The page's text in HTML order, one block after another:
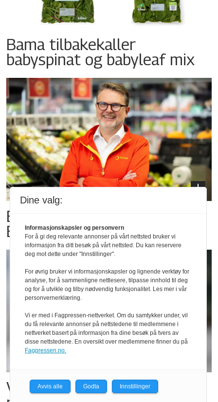
Bama tilbakekaller
babyspinat og babyleaf mix
Billigbonanza da Norge slo
Elfenbenkysten
Vil vokse i brusmarkedet
Dine valg:
Informasjonskapsler og personvern
For å gi deg relevante annonser på vårt nettsted bruker vi
informasjon fra ditt besøk på vårt nettsted. Du kan reservere
deg mot dette under "Innstillinger".
For øvrig bruker vi informasjonskapsler og lignende verktøy for
analyse, for å sammenligne nettlesere, tilpasse innhold til deg
og for å utvikle og tilby nødvendig funksjonalitet. Les mer i vår
personvernerklæring.
Vi er med i Fagpressen-nettverket. Om du samtykker under, vil
du få relevante annonser på nettstedene til medlemmene i
nettverket basert på informasjon fra dine besøk på tvers av
disse nettstedene. En oversikt over medlemmene finner du på
Fagpressen.no.
Avvis alle Godta Innstillinger